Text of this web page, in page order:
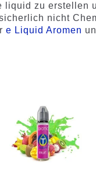
liquid zu erstellen
nicht
e Liquid Aromen